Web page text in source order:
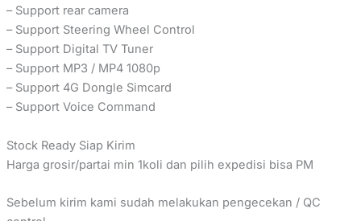
– Support rear camera
– Support Steering Wheel Control
– Support Digital TV Tuner
– Support MP3 / MP4 1080p
– Support 4G Dongle Simcard
– Support Voice Command
Stock Ready Siap Kirim
Harga grosir/partai min 1koli dan pilih expedisi bisa PM
Sebelum kirim kami sudah melakukan pengecekan / QC